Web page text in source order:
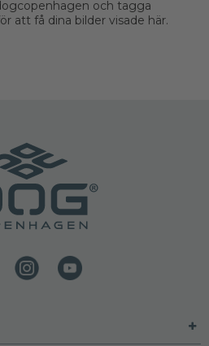
och tagga
att få dina bilder visade här.